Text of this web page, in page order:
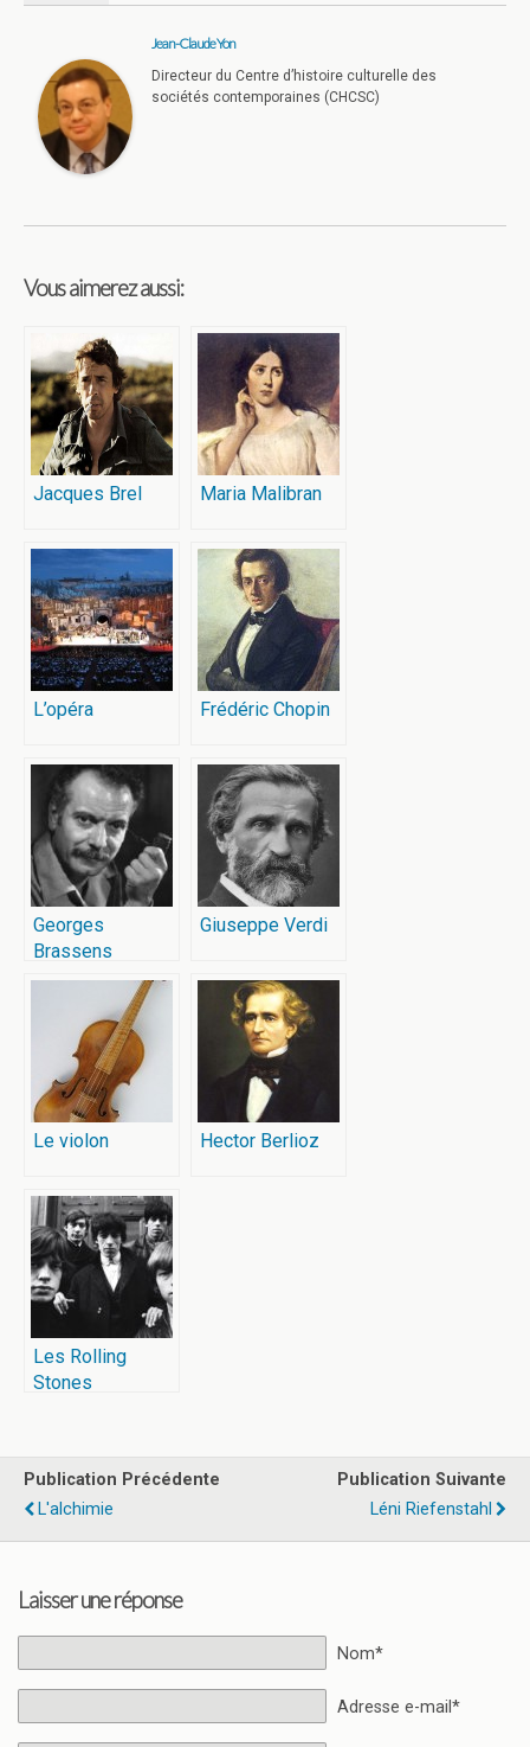
Jean-Claude Yon
Directeur du Centre d’histoire culturelle des
sociétés contemporaines (CHCSC)
Vous aimerez aussi:
Jacques Brel Maria Malibran
L’opéra Frédéric Chopin
Georges
Brassens
Giuseppe Verdi
Le violon Hector Berlioz
Les Rolling
Stones
Publication Précédente
L'alchimie
Publication Suivante
Léni Riefenstahl
Laisser une réponse
Nom*
Adresse e-mail*